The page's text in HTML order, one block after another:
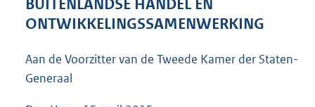
:
3
b
BUITENLANDSE HANDEL EN
ONTWIKKELINGSSAMENWERKING
Aan de Voorzitter van de Tweede Kamer der Staten-
Generaal